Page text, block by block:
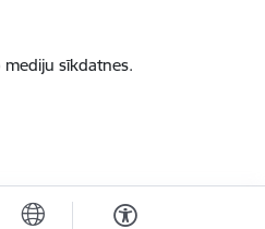
sīkdatnes.